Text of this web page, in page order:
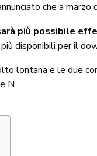
che a
più possibile
disponibili per il
lontana e le due
N.